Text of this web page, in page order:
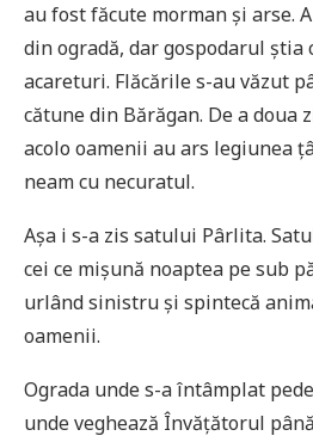
au fost făcute morman și arse.
din ogradă, dar gospodarul știa
acareturi. Flăcările s-au văzut
cătune din Bărăgan. De a doua
acolo oamenii au ars legiunea
neam cu necuratul.
Așa i s-a zis satului Pârlita.
cei ce mișună noaptea pe sub
urlând sinistru și spintecă
oamenii.
Ograda unde s-a întâmplat
unde veghează Învățătorul